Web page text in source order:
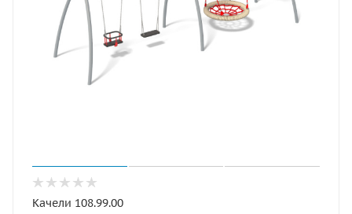
Качели 108.99.00